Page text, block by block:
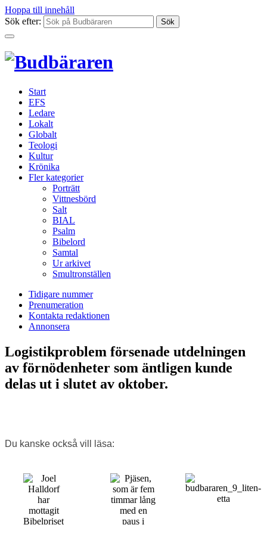
Hoppa till innehåll
Sök efter:
Start
EFS
Ledare
Lokalt
Globalt
Teologi
Kultur
Krönika
Fler kategorier
Porträtt
Vittnesbörd
Salt
BIAL
Psalm
Bibelord
Samtal
Ur arkivet
Smultronställen
Tidigare nummer
Prenumeration
Kontakta redaktionen
Annonsera
Logistikproblem försenade utdelningen
av förnödenheter som äntligen kunde
delas ut i slutet av oktober.
Du kanske också vill läsa: